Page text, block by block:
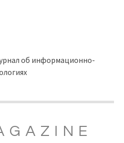
об информационно-